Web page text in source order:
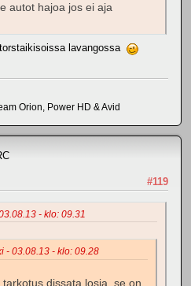
autot hajoa jos ei aja
lavangossa
Orion, Power HD & Avid
#119
- klo: 09.31
- 03.08.13 - klo: 09.28
dissata losia, se on